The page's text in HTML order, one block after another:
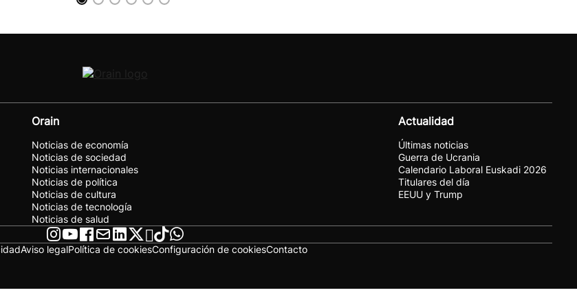
Orain
Noticias de economía
Noticias de sociedad
Noticias internacionales
Noticias de política
Noticias de cultura
Noticias de tecnología
Noticias de salud
Actualidad
Últimas noticias
Guerra de Ucrania
Calendario Laboral Euskadi 2026
Titulares del día
EEUU y Trump
Aviso legalPolítica de cookiesConfiguración de cookiesContacto